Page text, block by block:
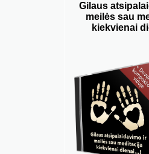
Gilaus
meilės sau
kiekvienai